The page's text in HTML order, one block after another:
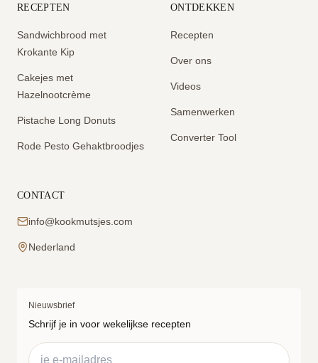
RECEPTEN
Sandwichbrood met
Krokante Kip
Cakejes met
Hazelnootcrème
Pistache Long Donuts
Rode Pesto Gehaktbroodjes
ONTDEKKEN
Recepten
Over ons
Videos
Samenwerken
Converter Tool
CONTACT
info@kookmutsjes.com
Nederland
Nieuwsbrief
Schrijf je in voor wekelijkse recepten